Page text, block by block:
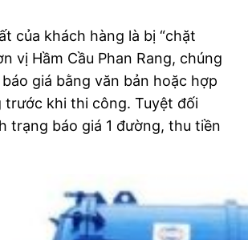
của khách hàng là bị “chặt
vị Hầm Cầu Phan Rang, chúng
giá bằng văn bản hoặc hợp
trước khi thi công. Tuyệt đối
trạng báo giá 1 đường, thu tiền